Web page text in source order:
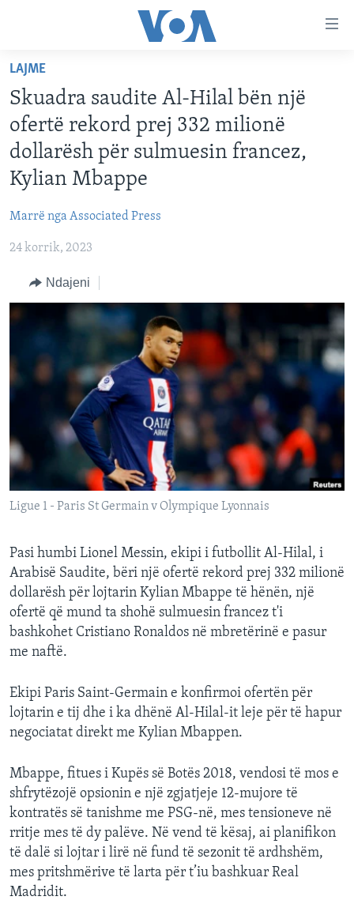
faqen
kryesore
Kalo
tek
faqja
kryesore
Kalo
tek
FAQJA KRYESORE
KATEGORITË
AMERIKA
BALLKANI
BOTA
MJEDISI
KULTURË
SHKENCË DHE TEKNOLOGJI
INTERVISTA
DITARI
Learning English
FOLLOW US
Gjuhët
LAJME
Skuadra saudite Al-Hilal bën një
ofertë rekord prej 332 milionë
dollarësh për sulmuesin francez,
Kylian Mbappe
Marrë nga Associated Press
24 korrik, 2023
Ndajeni
Ligue 1 - Paris St Germain v Olympique Lyonnais
Pasi humbi Lionel Messin, ekipi i futbollit Al-Hilal, i
Arabisë Saudite, bëri një ofertë rekord prej 332 milionë
dollarësh për lojtarin Kylian Mbappe të hënën, një
ofertë që mund ta shohë sulmuesin francez t'i
bashkohet Cristiano Ronaldos në mbretërinë e pasur
me naftë.
Ekipi Paris Saint-Germain e konfirmoi ofertën për
lojtarin e tij dhe i ka dhënë Al-Hilal-it leje për të hapur
negociatat direkt me Kylian Mbappen.
Mbappe, fitues i Kupës së Botës 2018, vendosi të mos e
shfrytëzojë opsionin e një zgjatjeje 12-mujore të
kontratës së tanishme me PSG-në, mes tensioneve në
rritje mes të dy palëve. Në vend të kësaj, ai planifikon
të dalë si lojtar i lirë në fund të sezonit të ardhshëm,
mes pritshmërive të larta për t’iu bashkuar Real
Madridit.